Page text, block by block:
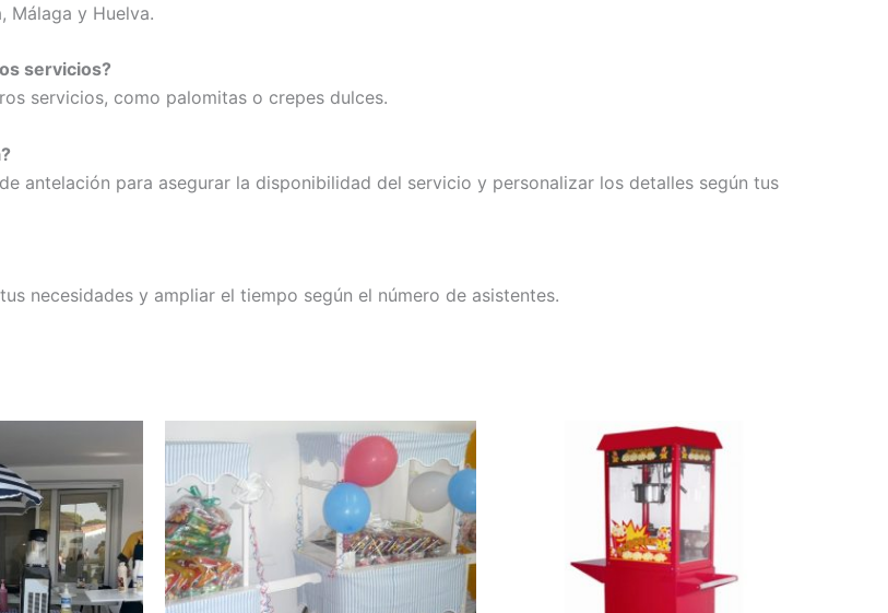
Málaga y Huelva.
servicios?
servicios, como palomitas o crepes dulces.
antelación para asegurar la disponibilidad del servicio y personalizar los detalles según tus
necesidades y ampliar el tiempo según el número de asistentes.